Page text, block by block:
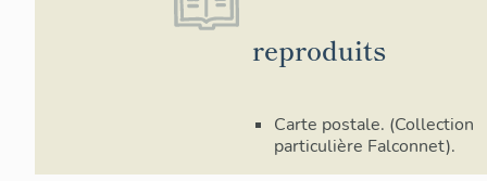
reproduits
Carte postale. (Collection
particulière Falconnet).